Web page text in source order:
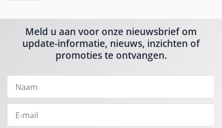
Meld u aan voor onze nieuwsbrief om
update-informatie, nieuws, inzichten of
promoties te ontvangen.